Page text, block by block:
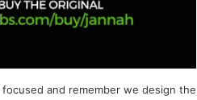
focused and remember we design the